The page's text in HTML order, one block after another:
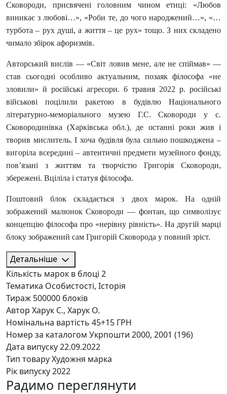
Сковороди, присвячені головним чином етиці: «Любов
виникає з любові…», «Роби те, до чого народжений…», «…
турбота – рух душі, а життя – це рух» тощо. З них складено
чимало збірок афоризмів.
Авторський вислів — «Світ ловив мене, але не спіймав» —
став сьогодні особливо актуальним, позаяк філософа «не
зловили» й російські агресори. 6 травня 2022 р. російські
військові поцілили ракетою в будівлю Національного
літературно-меморіального музею Г.С. Сковороди у с.
Сковородинівка (Харківська обл.), де останні роки жив і
творив мислитель. І хоча будівля була сильно пошкоджена –
вигоріла всередині – автентичні предмети музейного фонду,
пов’язані з життям та творчістю Григорія Сковороди,
збережені. Вціліла і статуя філософа.
Поштовий блок складається з двох марок. На одній
зображений малюнок Сковороди — фонтан, що символізує
концепцію філософа про «нерівну рівність». На другій марці
блоку зображений сам Григорій Сковорода у повний зріст.
Детальніше
Кількість марок в блоці 2
Тематика Особистості, Історія
Тираж 500000 блоків
Автор Харук С., Харук О.
Номінальна вартість 45+15 ГРН
Номер за каталогом Укрпошти 2000, 2001 (196)
Дата випуску22.09.2022
Тип товаруХудожня марка
Рік випуску2022
Радимо переглянути